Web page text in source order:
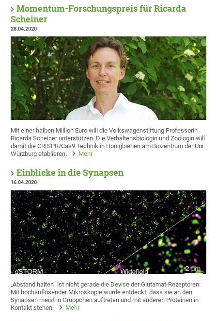
Momentum-Forschungspreis für Ricarda
Scheiner
28.04.2020
Mit einer halben Million Euro will die Volkswagenstiftung Professorin
Ricarda Scheiner unterstützen. Die Verhaltensbiologin und Zoologin will
damit die CRISPR/Cas9 Technik in Honigbienen am Biozentrum der Uni
Würzburg etablieren.
Mehr
Einblicke in die Synapsen
16.04.2020
„Abstand halten“ ist nicht gerade die Devise der Glutamat-Rezeptoren:
Mit hochauflösender Mikroskopie wurde entdeckt, dass sie an den
Synapsen meist in Grüppchen auftreten und mit anderen Proteinen in
Kontakt stehen.
Mehr